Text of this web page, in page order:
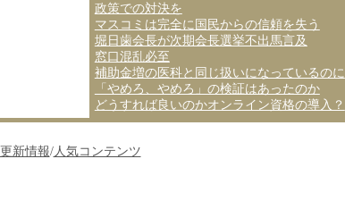
政策での対決を
マスコミは完全に国民からの信頼を失う
堀日歯会長が次期会長選挙不出馬言及
窓口混乱必至
補助金増の医科と同じ扱いになっているのに
「やめろ、やめろ」の検証はあったのか
どうすれば良いのかオンライン資格の導入？
更新情報/人気コンテンツ